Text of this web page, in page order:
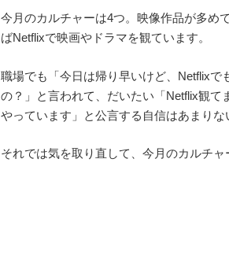
今月のカルチャーは4つ。映像作品が多め
ばNetflixで映画やドラマを観ています。
職場でも「今日は帰り早いけど、Netflixで
の？」と言われて、だいたい「Netflix観
やっています」と公言する自信はあまりな
それでは気を取り直して、今月のカルチャ